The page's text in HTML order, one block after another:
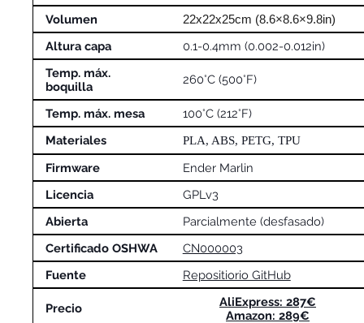
Volumen
22x22x25cm (8.6×8.6×9.8in)
Altura capa
0.1-0.4mm (0.002-0.012in)
Temp. máx.
boquilla
260°C (500°F)
Temp. máx. mesa
100°C (212°F)
Materiales
PLA, ABS, PETG, TPU
Firmware
Ender Marlin
Licencia
GPLv3
Abierta
Parcialmente (desfasado)
Certificado OSHWA
CN000003
Fuente
Repositiorio GitHub
Precio
AliExpress: 287€
Amazon: 289€